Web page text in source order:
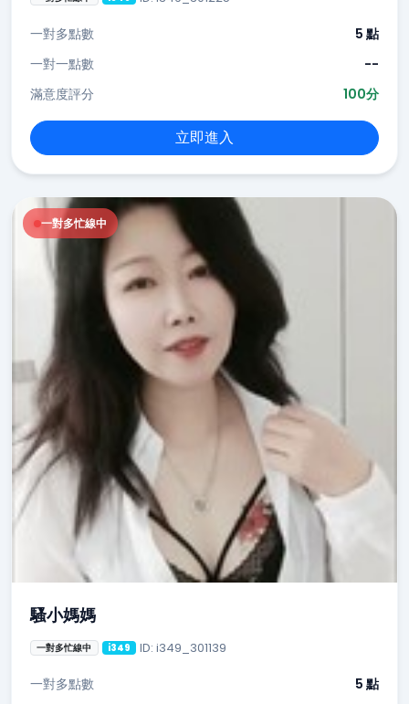
一對多點數
5 點
一對一點數
--
滿意度評分
100分
立即進入
一對多忙線中
騷小媽媽
一對多忙線中 i349 ID: i349_301139
一對多點數 5 點